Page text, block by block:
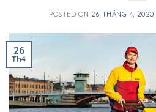
POSTED ON 26 THÁNG 4, 2020
26
Th4